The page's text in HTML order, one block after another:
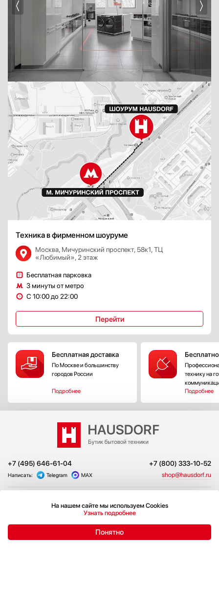
Техника в фирменном шоуруме
Москва, Мичуринский проспект, 58к1, ТЦ
«Любимый», 2 этаж
Бесплатная парковка
3 минуты от метро
С 10:00 до 22:00
Перейти
Бесплатная доставка
По Москве и большинству
городов России
Подробнее
технику на
Подробнее
+7 (495) 646-61-04 +7 (800) 333-10-52
Написать: Telegram MAX shop@hausdorf.ru
Сотрудничество
Товары в шоуруме
На нашем сайте мы используем Cookies
Узнать подробнее
Понятно